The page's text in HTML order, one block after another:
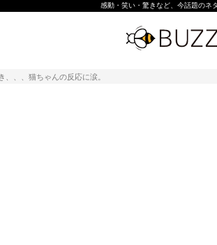
感動・笑い・驚きなど、今話題のネ
、、猫ちゃんの反応に涙。